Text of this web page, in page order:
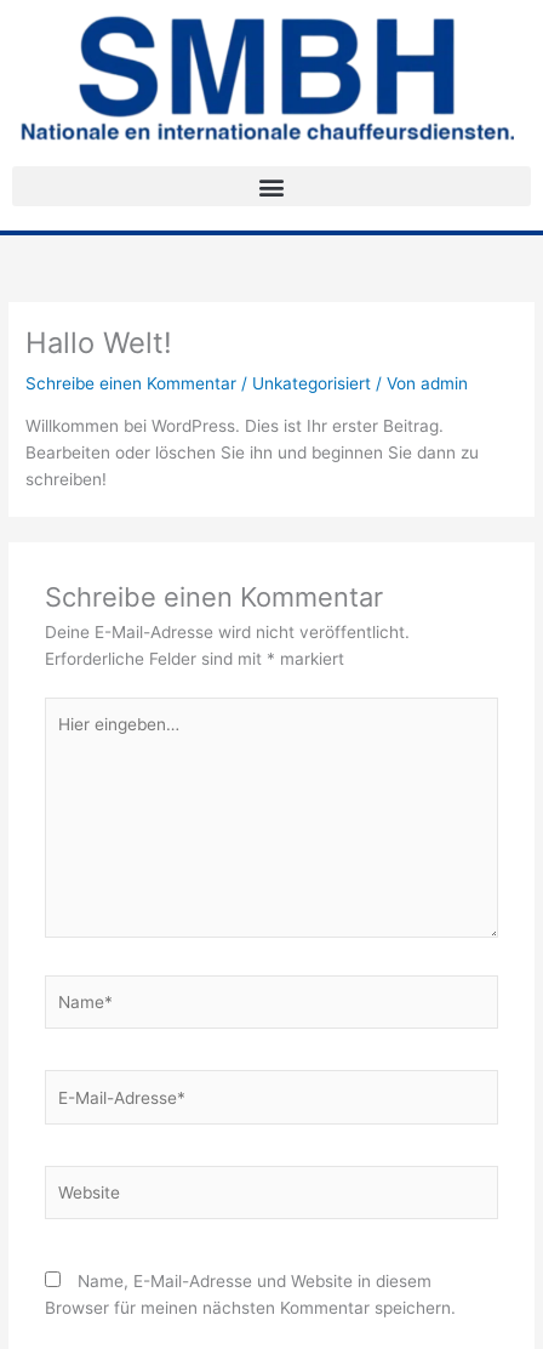
Hallo Welt!
Schreibe einen Kommentar / Unkategorisiert / Vonadmin
Willkommen bei WordPress. Dies ist Ihr erster Beitrag.
Bearbeiten oder löschen Sie ihn und beginnen Sie dann zu
schreiben!
Schreibe einen Kommentar
Deine E-Mail-Adresse wird nicht veröffentlicht.
Erforderliche Felder sind mit * markiert
eingeben…
Mail-
Name, E-Mail-Adresse und Website in diesem
Browser für meinen nächsten Kommentar speichern.